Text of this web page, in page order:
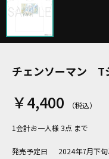
チェンソーマン
￥4,400
1会計お一人様 3点 まで
発売予定日
2024年7月下